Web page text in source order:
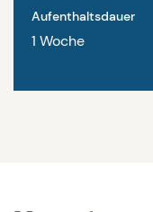
Aufenthaltsdauer